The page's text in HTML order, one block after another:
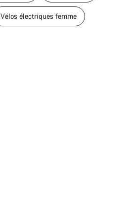
Vélos électriques femme